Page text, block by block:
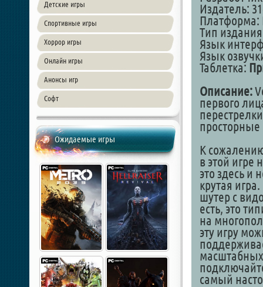
Детские игры
Спортивные игры
Хоррор игры
Онлайн игры
Анонсы игр
Софт
Ожидаемые игры
Издатель:
Платформа:
Тип
Язык
Язык
Таблетка:
Описание:
первого
К
в этой игре
это здесь и
крутая
шутер с
есть, это
на
эту игру
масштабных
самый